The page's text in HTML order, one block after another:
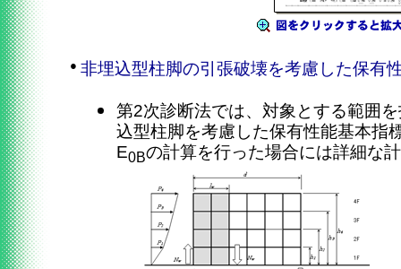
● 非埋込型柱脚の引張破壊を考慮した保有
第2次診断法では、対象とする範囲
込型柱脚を考慮した保有性能基本指
E0Bの計算を行った場合には詳細な